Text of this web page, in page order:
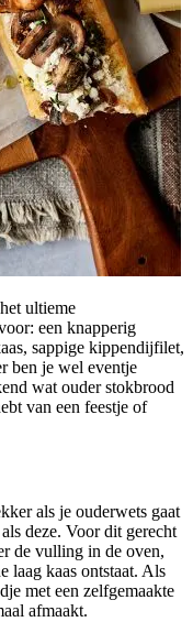
ultieme
een knapperig
sappige kippendijfilet,
ben je wel eventje
wat ouder stokbrood
van een feestje of
als je ouderwets gaat
deze. Voor dit gerecht
de vulling in de oven,
laag kaas ontstaat. Als
met een zelfgemaakte
afmaakt.